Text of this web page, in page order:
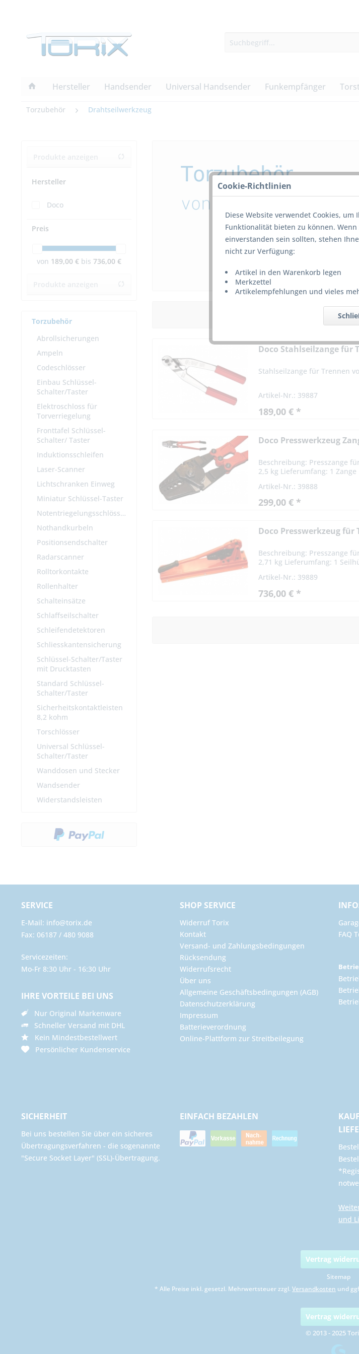
Hersteller Handsender Universal Handsender Funkempfänger
Torzubehör Drahtseilwerkzeug
Hersteller
Doco
Preis
von 189,00 € bis 736,00 €
Torzubehör
Abrollsicherungen
Ampeln
Codeschlösser
Einbau Schlüssel-
Schalter/Taster
Elektroschloss für
Torverriegelung
Fronttafel Schlüssel-
Schalter/ Taster
Induktionsschleifen
Laser-Scanner
Lichtschranken Einweg
Miniatur Schlüssel-Taster
Notentriegelungsschlösser
Nothandkurbeln
Positionsendschalter
Radarscanner
Rolltorkontakte
Rollenhalter
Schalteinsätze
Schlaffseilschalter
Schleifendetektoren
Schliesskantensicherung
Schlüssel-Schalter/Taster
mit Drucktasten
Standard Schlüssel-
Schalter/Taster
Sicherheitskontaktleisten
8,2 kohm
Torschlösser
Universal Schlüssel-
Schalter/Taster
Wanddosen und Stecker
Wandsender
Widerstandsleisten
Doco Stahlseilzange für
Stahlseilzange für Trennen
Artikel-Nr.: 39887
189,00 € *
Doco Presswerkzeug
Beschreibung: Presszange
2,5 kg Lieferumfang: 1 Zange
Artikel-Nr.: 39888
299,00 € *
Doco Presswerkzeug für
Beschreibung: Presszange
2,71 kg Lieferumfang: 1
Artikel-Nr.: 39889
736,00 € *
SERVICE
E-Mail: info@torix.de
Fax: 06187 / 480 9088
Servicezeiten:
Mo-Fr 8:30 Uhr - 16:30 Uhr
IHRE VORTEILE BEI UNS
Nur Original Markenware
Schneller Versand mit DHL
Kein Mindestbestellwert
Persönlicher Kundenservice
SHOP SERVICE
Widerruf Torix
Kontakt
Versand- und Zahlungsbedingungen
Rücksendung
Widerrufsrecht
Über uns
Allgemeine Geschäftsbedingungen (AGB)
Datenschutzerklärung
Impressum
Batterieverordnung
Online-Plattform zur Streitbeilegung
FAQ
SICHERHEIT
Bei uns bestellen Sie über ein sicheres
Übertragungsverfahren - die sogenannte
"Secure Socket Layer" (SSL)-Übertragung.
EINFACH BEZAHLEN
und
Vertrag
Sitemap
* Alle Preise inkl. gesetzl. Mehrwertsteuer zzgl. Versandkosten und
Vertrag
© 2013 - 2025
Cookie-Richtlinien
Diese Website verwendet Cookies, um
Funktionalität bieten zu können.
einverstanden sein sollten, stehen
nicht zur Verfügung:
Artikel in den Warenkorb legen
Merkzettel
Artikelempfehlungen und vieles